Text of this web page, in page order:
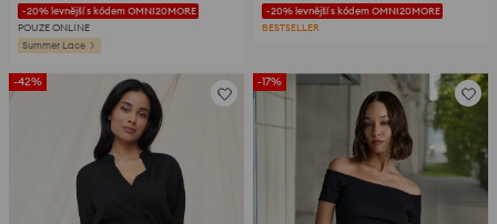
-20% levnější s kódem OMNI20MORE
POUZE ONLINE
Summer Lace
-20% levnější s kódem OMNI20MORE
BESTSELLER
-42% -17%